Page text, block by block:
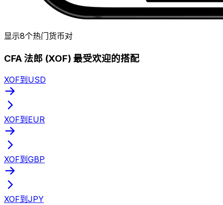
显示8个热门货币对
CFA 法郎 (XOF) 最受欢迎的搭配
XOF到USD
XOF到EUR
XOF到GBP
XOF到JPY